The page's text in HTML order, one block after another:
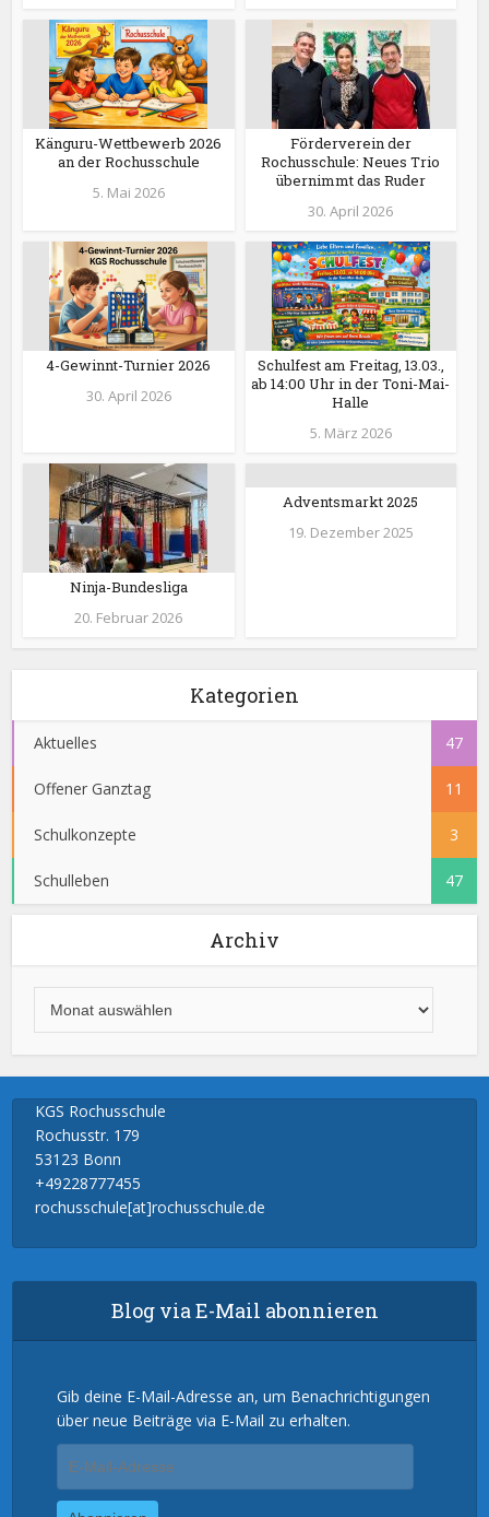
Känguru-Wettbewerb 2026
an der Rochusschule
5. Mai 2026
Förderverein der
Rochusschule: Neues Trio
übernimmt das Ruder
30. April 2026
4-Gewinnt-Turnier 2026
30. April 2026
Schulfest am Freitag, 13.03.,
ab 14:00 Uhr in der Toni-Mai-
Halle
5. März 2026
Ninja-Bundesliga
20. Februar 2026
Adventsmarkt 2025
19. Dezember 2025
Kategorien
Aktuelles 47
Offener Ganztag 11
Schulkonzepte 3
Schulleben 47
Archiv
KGS Rochusschule
Rochusstr. 179
53123 Bonn
+49228777455
rochusschule[at]rochusschule.de
Blog via E-Mail abonnieren
Gib deine E-Mail-Adresse an, um Benachrichtigungen
über neue Beiträge via E-Mail zu erhalten.
Mail-
Adresse